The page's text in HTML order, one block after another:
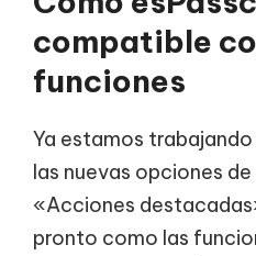
compatible
funciones
Ya estamos
las nuevas opciones
«Acciones
pronto como las